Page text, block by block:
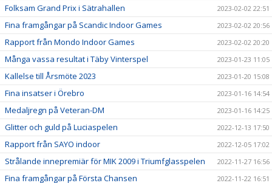
Folksam Grand Prix i Sätrahallen 2023-02-02 22:51
Fina framgångar på Scandic Indoor Games 2023-02-02 20:56
Rapport från Mondo Indoor Games 2023-02-02 20:20
Många vassa resultat i Täby Vinterspel 2023-01-23 11:05
Kallelse till Årsmöte 2023 2023-01-20 15:08
Fina insatser i Örebro 2023-01-16 14:54
Medaljregn på Veteran-DM 2023-01-16 14:25
Glitter och guld på Luciaspelen 2022-12-13 17:50
Rapport från SAYO indoor 2022-12-05 17:02
Strålande innepremiär för MIK 2009 i Triumfglasspelen 2022-11-27 16:56
Fina framgångar på Första Chansen 2022-11-22 16:51